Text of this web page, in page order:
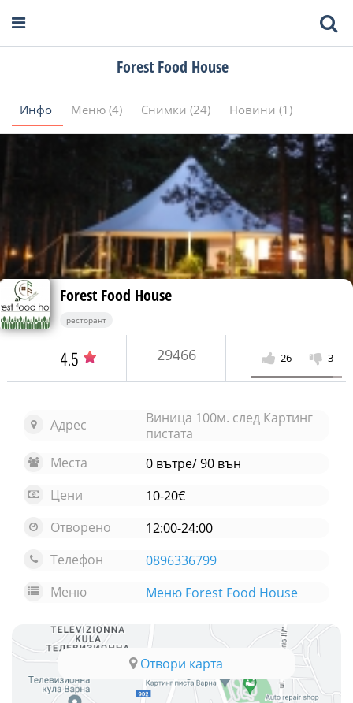
Forest Food House
Инфо Меню (4) Снимки (24) Новини (1)
Forest Food House
ресторант
4.5 29466 26 3
Адрес
Виница 100м. след Картинг
пистата
Места
0 вътре/ 90 вън
Цени
10-20€
Отворено
12:00-24:00
Телефон
0896336799
Меню
Меню Forest Food House
Отвори карта